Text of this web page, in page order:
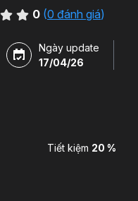
0 (0 đánh giá)
Ngày update
17/04/26
Tiết kiệm 20 %